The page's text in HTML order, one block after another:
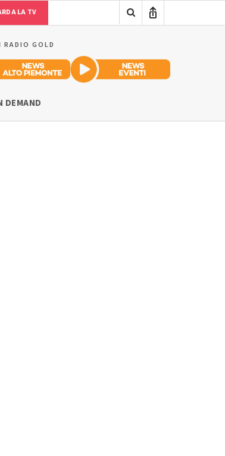
LA TV
GOLD
DEMAND